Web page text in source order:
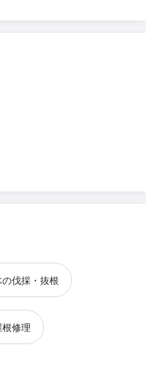
の伐採・抜根
根修理